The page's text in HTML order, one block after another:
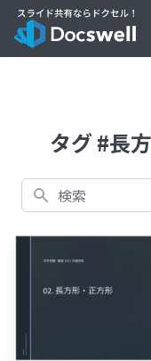
タグ #長
検索